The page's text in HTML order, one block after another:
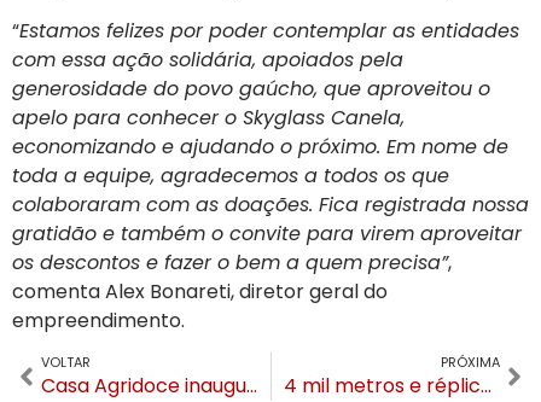
“Estamos felizes por poder contemplar as entidades
com essa ação solidária, apoiados pela
generosidade do povo gaúcho, que aproveitou o
apelo para conhecer o Skyglass Canela,
economizando e ajudando o próximo. Em nome de
toda a equipe, agradecemos a todos os que
colaboraram com as doações. Fica registrada nossa
gratidão e também o convite para virem aproveitar
os descontos e fazer o bem a quem precisa”,
comenta Alex Bonareti, diretor geral do
empreendimento.
VOLTAR
Casa Agridoce inaugura em Canela
PRÓXIMA
4 mil metros e réplica de foguete da NASA. Space Adventure inaugura dia 21 de abril em Canela